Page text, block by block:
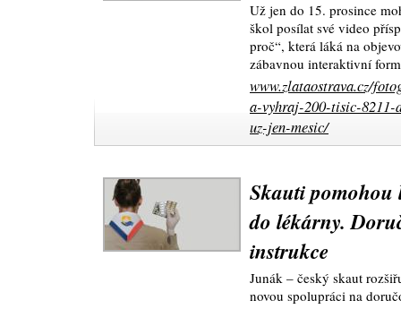
Už jen do 15. prosince
škol posílat své video
proč“, která láká na
zábavnou interaktivní
www.zlataostrava.cz/
a-vyhraj-200-tisic-8211-
uz-jen-mesic/
Skauti pomohou
do lékárny.
instrukce
Junák – český skaut
novou spolupráci na